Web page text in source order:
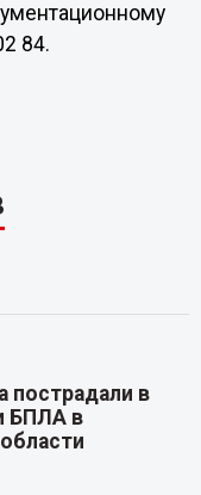
84.
пострадали в
БПЛА в